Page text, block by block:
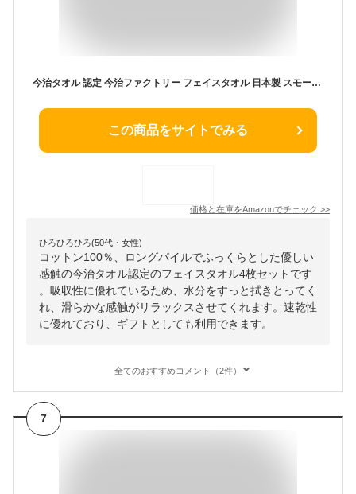
今治タオル 認定 今治ファクトリー フェイスタオル 日本製 スモーキーブルー 約80×34cm 4枚セット
この商品をサイトでみる
価格と在庫をAmazonでチェック >>
ひろひろひろ(50代・女性)
コットン100％、ロングパイルでふっくらとした優しい
感触の今治タオル認定のフェイスタオル4枚セットです
。吸収性に優れているため、水分をすっと拭きとってく
れ、滑らかな感触がリラックスさせてくれます。速乾性
に優れており、ギフトとしても利用できます。
全てのおすすめコメント（2件）
7